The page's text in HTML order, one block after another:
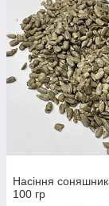
Насіння
100 гр